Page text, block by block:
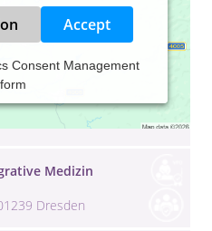
Accept
Consent Management
&
Markt
Medizin
Dresden